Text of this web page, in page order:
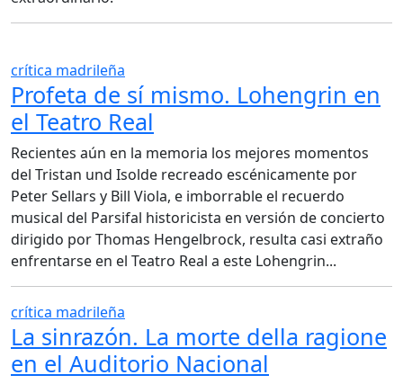
crítica madrileña
Profeta de sí mismo. Lohengrin en
el Teatro Real
Recientes aún en la memoria los mejores momentos
del Tristan und Isolde recreado escénicamente por
Peter Sellars y Bill Viola, e imborrable el recuerdo
musical del Parsifal historicista en versión de concierto
dirigido por Thomas Hengelbrock, resulta casi extraño
enfrentarse en el Teatro Real a este Lohengrin...
crítica madrileña
La sinrazón. La morte della ragione
en el Auditorio Nacional